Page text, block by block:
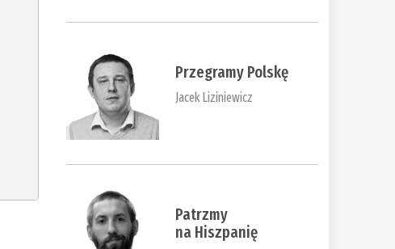
Przegramy Polskę
Jacek Liziniewicz
Patrzmy
na Hiszpanię